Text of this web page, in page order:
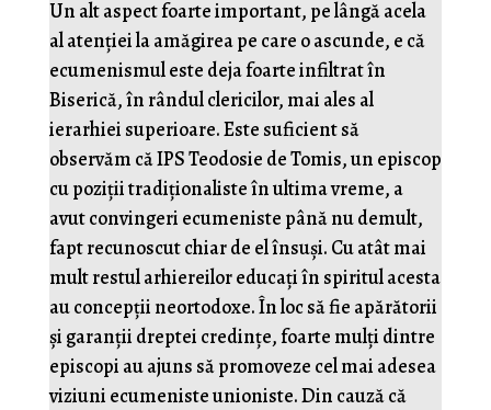
Un alt aspect foarte important, pe lângă acela
al atenției la amăgirea pe care o ascunde, e că
ecumenismul este deja foarte infiltrat în
Biserică, în rândul clericilor, mai ales al
ierarhiei superioare. Este suficient să
observăm că IPS Teodosie de Tomis, un episcop
cu poziții tradiționaliste în ultima vreme, a
avut convingeri ecumeniste până nu demult,
fapt recunoscut chiar de el însuși. Cu atât mai
mult restul arhiereilor educați în spiritul acesta
au concepții neortodoxe. În loc să fie apărătorii
și garanții dreptei credințe, foarte mulți dintre
episcopi au ajuns să promoveze cel mai adesea
viziuni ecumeniste unioniste. Din cauză că